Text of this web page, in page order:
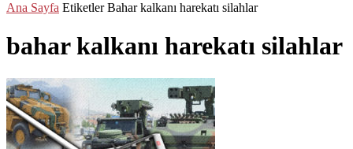
Ana Sayfa Etiketler Bahar kalkanı harekatı silahlar
bahar kalkanı harekatı silahlar